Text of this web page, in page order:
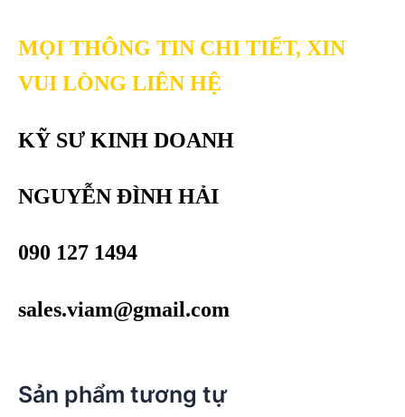
MỌI THÔNG TIN CHI TIẾT, XIN
VUI LÒNG LIÊN HỆ
KỸ SƯ KINH DOANH
NGUYỄN ĐÌNH HẢI
090 127 1494
sales.viam@gmail.com
Sản phẩm tương tự